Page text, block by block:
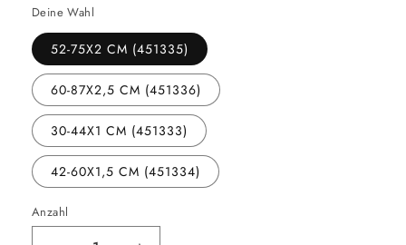
Deine Wahl
52-75X2 CM (451335)
60-87X2,5 CM (451336)
30-44X1 CM (451333)
42-60X1,5 CM (451334)
Anzahl